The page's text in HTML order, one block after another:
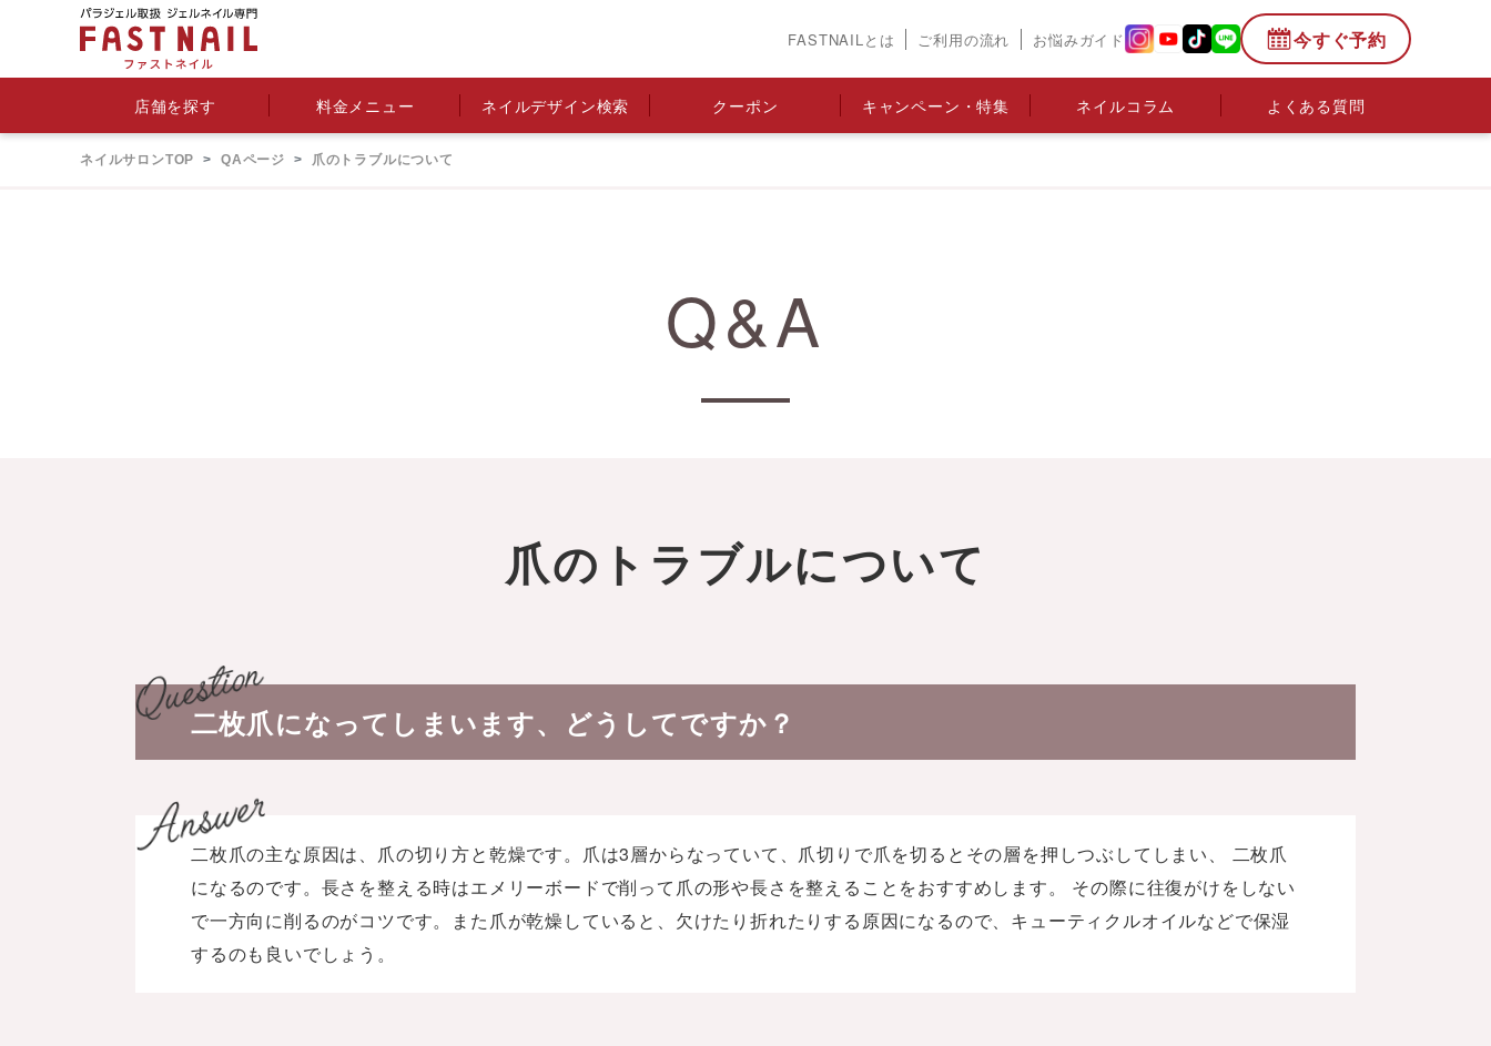
FASTNAILとは ご利用の流れ お悩みガイド 今すぐ予約
店舗を探す 料金メニュー ネイルデザイン検索 クーポン キャンペーン・特集 ネイルコラム よくある質問
ネイルサロンTOP QAページ 爪のトラブルについて
Q&A
爪のトラブルについて
二枚爪になってしまいます、どうしてですか？
二枚爪の主な原因は、爪の切り方と乾燥です。爪は3層からなっていて、爪切りで爪を切るとその層を押しつぶしてしまい、 二枚爪
になるのです。長さを整える時はエメリーボードで削って爪の形や長さを整えることをおすすめします。 その際に往復がけをしない
で一方向に削るのがコツです。また爪が乾燥していると、欠けたり折れたりする原因になるので、キューティクルオイルなどで保湿
するのも良いでしょう。